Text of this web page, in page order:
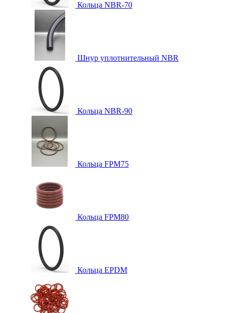
Кольца NBR-70
Шнур уплотнительный NBR
Кольца NBR-90
Кольца FPM75
Кольца FPM80
Кольца EPDM